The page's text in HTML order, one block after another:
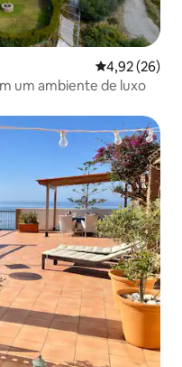
4,92 de uma
4,92 (26)
um ambiente de luxo